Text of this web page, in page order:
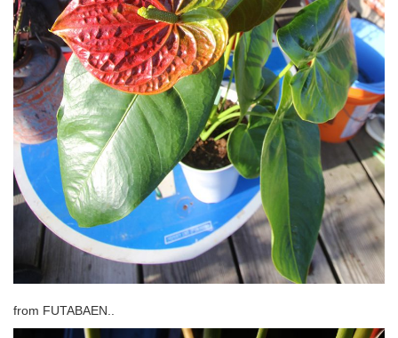
from FUTABAEN..